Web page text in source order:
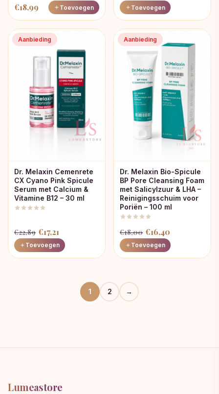
€18,99 Toevoegen
prijs
was:
€19,98.
prijs
is:
€15,89.
Toevoegen
Aanbieding
Dr. Melaxin Cemenrete
CX Cyano Pink Spicule
Serum met Calcium &
Vitamine B12 – 30 ml
€22,89 Oorspronkelijke
prijs
was:
€17,21
prijs
is:
Toevoegen
Aanbieding
Dr. Melaxin Bio-Spicule
BP Pore Cleansing Foam
met Salicylzuur & LHA –
Reinigingsschuim voor
Poriën – 100 ml
€18,00 Oorspronkelijke
prijs
was:
€16,40
prijs
is:
Toevoegen
1 2 →
Lumeastore